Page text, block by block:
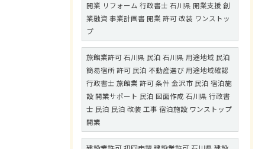
開業 リフォーム 行政書士 石川県 開業支援 創
業融資 事業計画書 開業 許可 改装 ワンストッ
プ
旅館業許可 石川県 民泊 石川県 用途地域 民泊
簡易宿所 許可 民泊 不動産選び 用途地域確認
行政書士 旅館業 許可 条件 金沢市 民泊 宿泊施
設 開業サポート 民泊 図面作成 石川県 行政書
士 民泊 民泊 改装 工事 宿泊施設 ワンストップ
開業